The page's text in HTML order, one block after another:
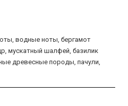
водные ноты, бергамот
мускатный шалфей, базилик
древесные породы, пачули,